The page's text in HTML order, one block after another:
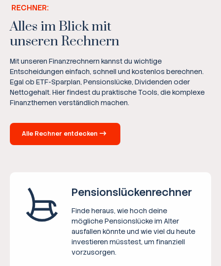
RECHNER:
Alles im Blick mit
unseren Rechnern
Mit unseren Finanzrechnern kannst du wichtige
Entscheidungen einfach, schnell und kostenlos berechnen.
Egal ob ETF-Sparplan, Pensionslücke, Dividenden oder
Nettogehalt. Hier findest du praktische Tools, die komplexe
Finanzthemen verständlich machen.
Alle Rechner entdecken
Pensions­lücken­rechner
Finde heraus, wie hoch deine
mögliche Pensionslücke im Alter
ausfallen könnte und wie viel du heute
investieren müsstest, um finanziell
vorzusorgen.